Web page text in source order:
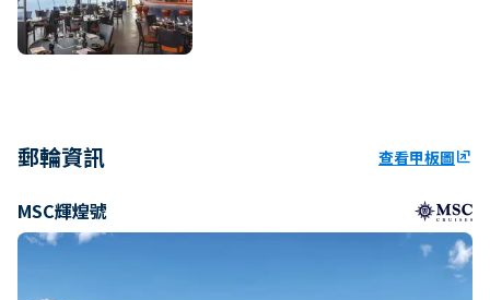
郵輪資訊 查看甲板圖ungroup
MSC輝煌號